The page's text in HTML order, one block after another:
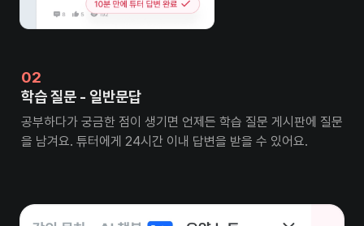
학습 질문 - 일반문답
공부하다가 궁금한 점이 생기면 언제든 학습 질문 게시판에 질문
을 남겨요. 튜터에게 24시간 이내 답변을 받을 수 있어요.